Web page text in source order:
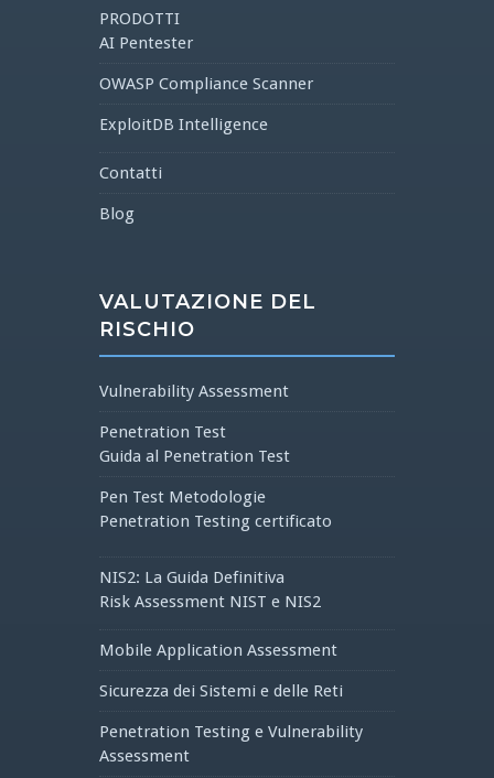
PRODOTTI
AI Pentester
OWASP Compliance Scanner
ExploitDB Intelligence
Contatti
Blog
VALUTAZIONE DEL
RISCHIO
Vulnerability Assessment
Penetration Test
Guida al Penetration Test
Pen Test Metodologie
Penetration Testing certificato
NIS2: La Guida Definitiva
Risk Assessment NIST e NIS2
Mobile Application Assessment
Sicurezza dei Sistemi e delle Reti
Penetration Testing e Vulnerability
Assessment